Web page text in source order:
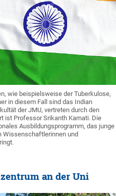
wie beispielsweise der Tuberkulose,
in diesem Fall sind das Indian
der JMU, vertreten durch den
ist Professor Srikanth Karnati. Die
Ausbildungsprogramm, das junge
Wissenschaftlerinnen und
an der Uni